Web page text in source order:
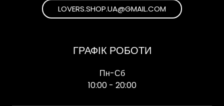
LOVERS.SHOP.UA@GMAIL.COM
ГРАФІК РОБОТИ
Пн-Сб
10:00 - 20:00